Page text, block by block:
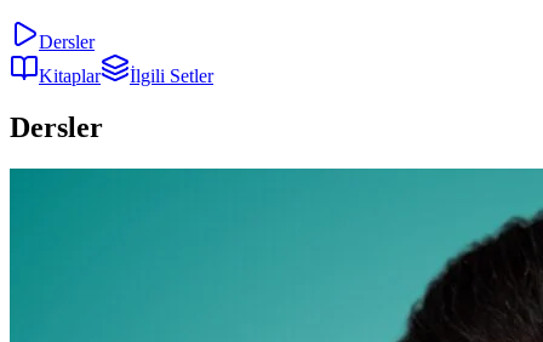
Dersler
Kitaplar
İlgili Setler
Dersler